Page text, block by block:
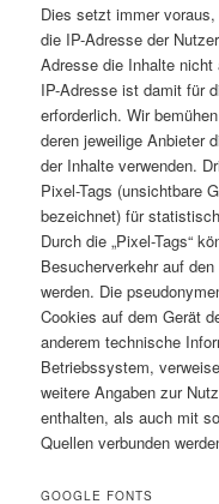
Dies setzt immer
die IP-Adresse der
Adresse die Inhalte nicht
IP-Adresse ist damit für
erforderlich. Wir
deren jeweilige Anbieter
der Inhalte verwenden.
Pixel-Tags (unsichtbare
bezeichnet) für
Durch die „Pixel-Tags“
Besucherverkehr auf
werden. Die
Cookies auf dem Gerät
anderem technische
Betriebssystem,
weitere Angaben zur
enthalten, als auch mit
Quellen verbunden
GOOGLE FONTS